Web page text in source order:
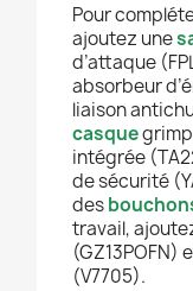
Pour
ajoutez une
d’attaque
absorbeur
liaison
casque
intégrée
de sécurité
des
travail,
(GZ13POFN)
(V7705).